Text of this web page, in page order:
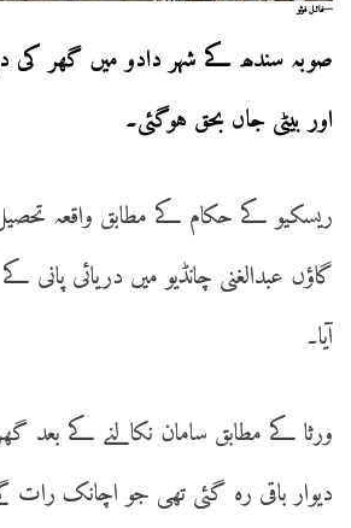
—فائل فوٹو
صوبہ سندھ کے شہر دادو میں گھر کی
اور بیٹی جاں بحق ہوگئی۔
ریسکیو کے حکام کے مطابق واقعہ
گاؤں عبدالغنی چانڈیو میں دریائی
آیا۔
ورثا کے مطابق سامان نکالنے کے
دیوار باقی رہ گئی تھی جو اچانک رات